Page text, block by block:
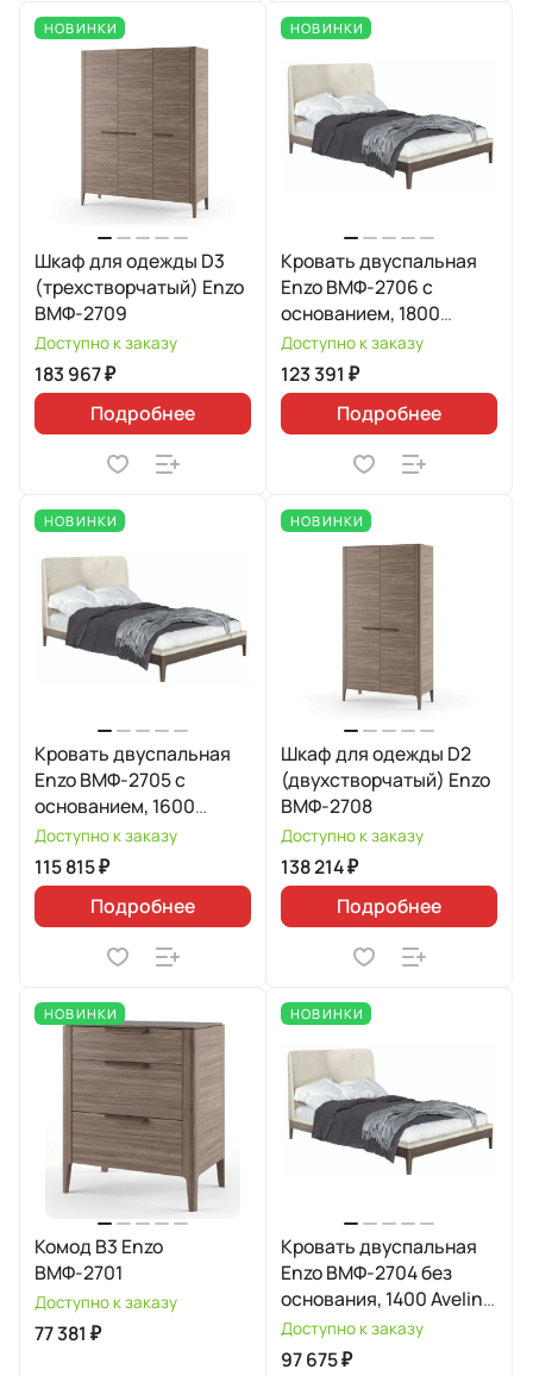
НОВИНКИ
Шкаф для одежды D3
(трехстворчатый) Enzo
ВМФ-2709
Доступно к заказу
183 967 ₽
Подробнее
НОВИНКИ
Кровать двуспальная
Enzo ВМФ-2706 с
основанием, 1800
Avelina 9534
Доступно к заказу
123 391 ₽
Подробнее
НОВИНКИ
Кровать двуспальная
Enzo ВМФ-2705 с
основанием, 1600
Avelina 9534
Доступно к заказу
115 815 ₽
Подробнее
НОВИНКИ
Шкаф для одежды D2
(двухстворчатый) Enzo
ВМФ-2708
Доступно к заказу
138 214 ₽
Подробнее
НОВИНКИ
Комод В3 Enzo
ВМФ-2701
Доступно к заказу
77 381 ₽
НОВИНКИ
Кровать двуспальная
Enzo ВМФ-2704 без
основания, 1400 Avelina
9534
Доступно к заказу
97 675 ₽